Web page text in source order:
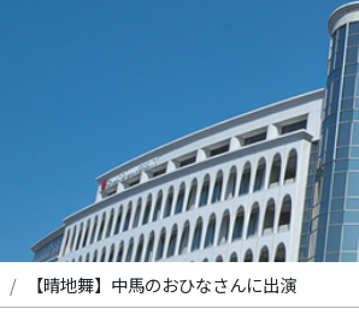
【晴地舞】中馬のおひなさんに出演